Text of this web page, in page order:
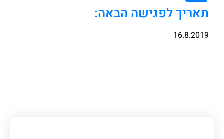
תאריך לפגישה הבאה:
16.8.2019